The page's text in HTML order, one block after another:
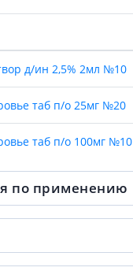
д/ин 2,5% 2мл №10
таб п/о 25мг №20
таб п/о 100мг №10
по применению